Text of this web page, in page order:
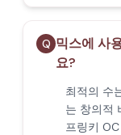
Q 믹스에 사
요?
최적의 수
는 창의적
프링키